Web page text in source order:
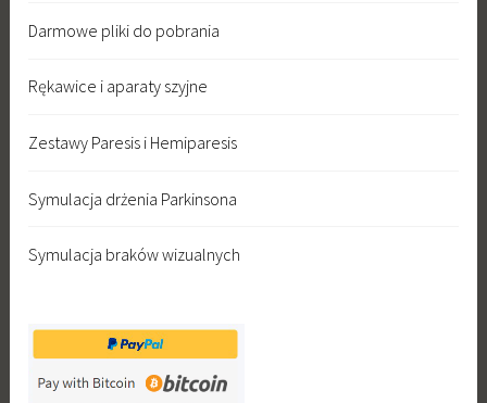
Darmowe pliki do pobrania
Rękawice i aparaty szyjne
Zestawy Paresis i Hemiparesis
Symulacja drżenia Parkinsona
Symulacja braków wizualnych